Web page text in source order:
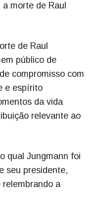
morte de Raul
de Raul
público de
compromisso com
e espírito
da vida
relevante ao
qual Jungmann foi
seu presidente,
relembrando a